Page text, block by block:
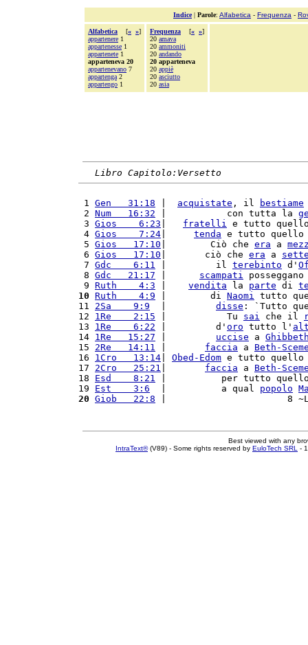
Indice| Parole: Alfabetica - Frequenza -
Alfabetica [« »]
appartenere 1
appartenesse 1
appartenete 1
apparteneva 20
appartenevano 7
appartenga 2
appartengo 1
Frequenza [« »]
20 amava
20 ammoniti
20 andando
20 apparteneva
20 appiè
20 asciutto
20 asia
Libro Capitolo:Versetto
1 Gen   31:18 acquistate , il bestiame
2 Num   16:32 |           con tutta la
3 Gios    6:23 fratelli e tutto
4 Gios    7:24 tenda e tutto
5 Gios   17:10 |        Ciò che era a
6 Gios   17:10 |       ciò che era a
7 Gdc    6:11 |         il terebinto d'
8 Gdc   21:17 scampati
9 Ruth    4:3 vendita la parte di
10 Ruth    4:9 |        di Naomi tutto
11 2Sa    9:9 disse : `Tutto
12 1Re    2:15 |           Tu sai che il
13 1Re    6:22 |         d' oro tutto l'
14 1Re   15:27 uccise a
15 2Re   14:11 faccia a Beth-
16 1Cro   13:14 Obed-Edom e tutto
17 2Cro   25:21 faccia a Beth-
18 Esd    8:21 |          per tutto
19 Est    3:6
  |          a qual
popolo
20 Giob   22:8 |                      8
Best viewed with any
IntraText®(V89) - Some rights reserved by EuloTech SRL -